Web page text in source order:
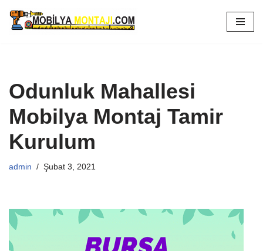
İçeriğe
Odunluk Mahallesi
Mobilya Montaj Tamir
Kurulum
admin Şubat 3, 2021